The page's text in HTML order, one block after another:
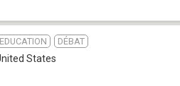
EDUCATION DÉBAT
States